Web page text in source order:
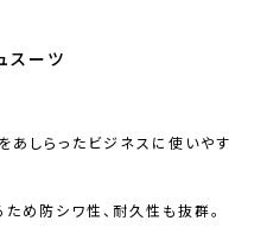
スーツ
あしらったビジネスに使いやす
め防シワ性、耐久性も抜群。